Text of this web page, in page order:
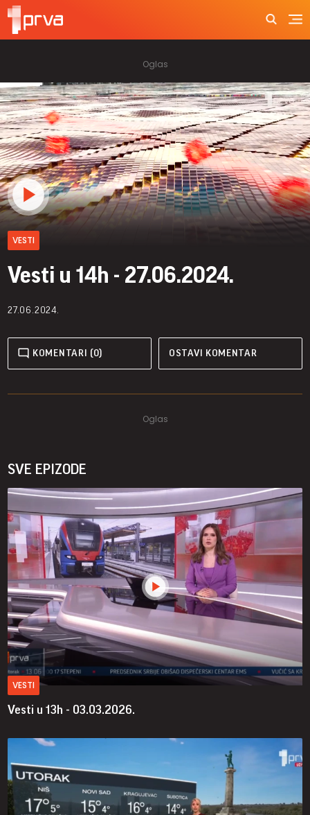
VESTI
Vesti u 14h - 27.06.2024.
27.06.2024.
KOMENTARI (0) OSTAVI KOMENTAR
SVE EPIZODE
VESTI
Vesti u 13h - 03.03.2026.